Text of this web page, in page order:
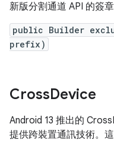
新版分割通道 API 的簽章
public Builder
prefix)
CrossDevice
Android 13 推出的
提供跨裝置通訊技術。